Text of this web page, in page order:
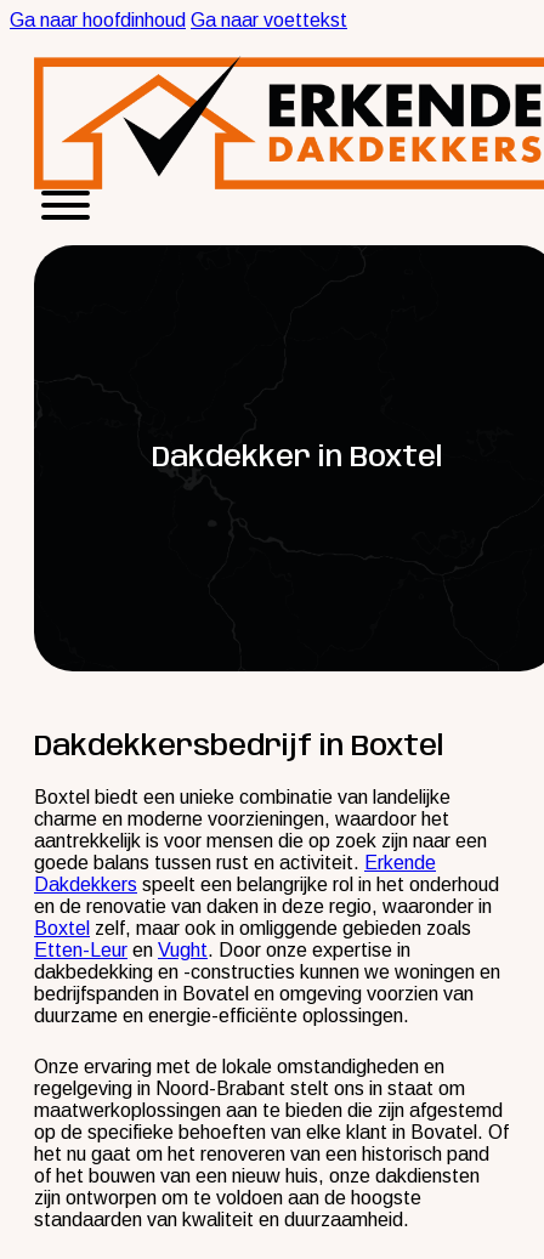
Ga naar hoofdinhoud Ga naar voettekst
Dakdekker in Boxtel
Dakdekkersbedrijf in Boxtel
Boxtel biedt een unieke combinatie van landelijke
charme en moderne voorzieningen, waardoor het
aantrekkelijk is voor mensen die op zoek zijn naar een
goede balans tussen rust en activiteit. Erkende
Dakdekkers speelt een belangrijke rol in het onderhoud
en de renovatie van daken in deze regio, waaronder in
Boxtel zelf, maar ook in omliggende gebieden zoals
Etten-Leur en Vught. Door onze expertise in
dakbedekking en -constructies kunnen we woningen en
bedrijfspanden in Bovatel en omgeving voorzien van
duurzame en energie-efficiënte oplossingen.
Onze ervaring met de lokale omstandigheden en
regelgeving in Noord-Brabant stelt ons in staat om
maatwerkoplossingen aan te bieden die zijn afgestemd
op de specifieke behoeften van elke klant in Bovatel. Of
het nu gaat om het renoveren van een historisch pand
of het bouwen van een nieuw huis, onze dakdiensten
zijn ontworpen om te voldoen aan de hoogste
standaarden van kwaliteit en duurzaamheid.